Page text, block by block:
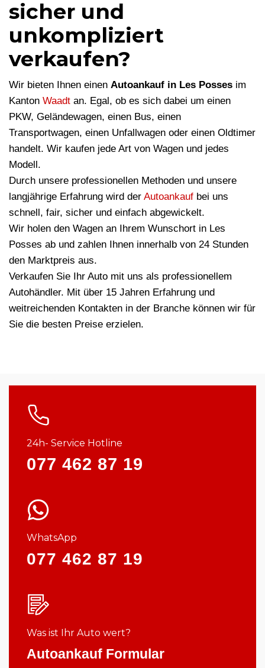
sicher und
unkompliziert
verkaufen?
Wir bieten Ihnen einen Autoankauf in Les Posses im
Kanton Waadt an. Egal, ob es sich dabei um einen
PKW, Geländewagen, einen Bus, einen
Transportwagen, einen Unfallwagen oder einen Oldtimer
handelt. Wir kaufen jede Art von Wagen und jedes
Modell.
Durch unsere professionellen Methoden und unsere
langjährige Erfahrung wird der Autoankauf bei uns
schnell, fair, sicher und einfach abgewickelt.
Wir holen den Wagen an Ihrem Wunschort in Les
Posses ab und zahlen Ihnen innerhalb von 24 Stunden
den Marktpreis aus.
Verkaufen Sie Ihr Auto mit uns als professionellem
Autohändler. Mit über 15 Jahren Erfahrung und
weitreichenden Kontakten in der Branche können wir für
Sie die besten Preise erzielen.
24h- Service Hotline
077 462 87 19
WhatsApp
077 462 87 19
Was ist Ihr Auto wert?
Autoankauf Formular